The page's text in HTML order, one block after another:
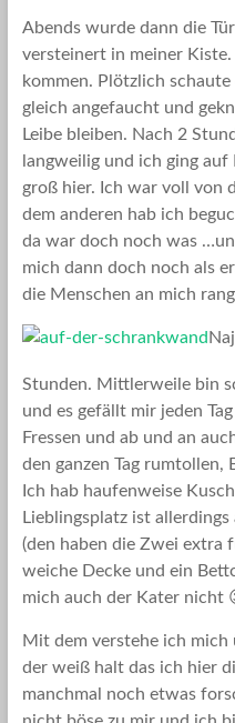
Abends wurde dann die
versteinert in meiner
kommen. Plötzlich
gleich angefaucht und
Leibe bleiben. Nach 2
langweilig und ich ging
groß hier. Ich war voll von
dem anderen hab ich
da war doch noch was
mich dann doch noch als
die Menschen an mich
Stunden. Mittlerweile bin
und es gefällt mir jeden
Fressen und ab und an
den ganzen Tag rumtollen,
Ich hab haufenweise
Lieblingsplatz ist
(den haben die Zwei extra
weiche Decke und ein
mich auch der Kater nicht
Mit dem verstehe ich mich
der weiß halt das ich hier
manchmal noch etwas